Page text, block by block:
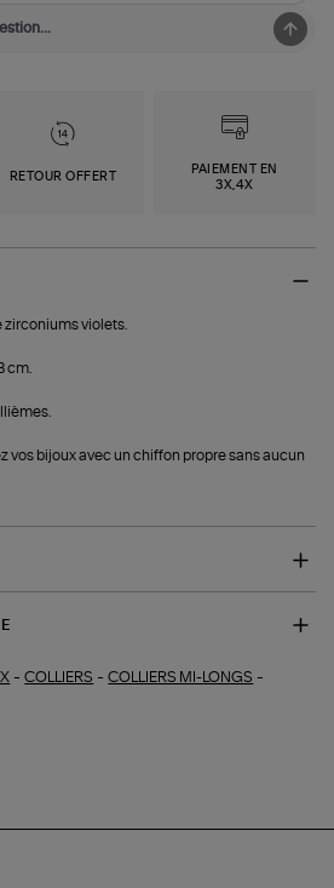
RETOUR OFFERT
PAIEMENT EN
3X,4X
zirconiums violets.
cm.
vos bijoux avec un chiffon propre sans aucun
-COLLIERS -COLLIERS MI-LONGS -